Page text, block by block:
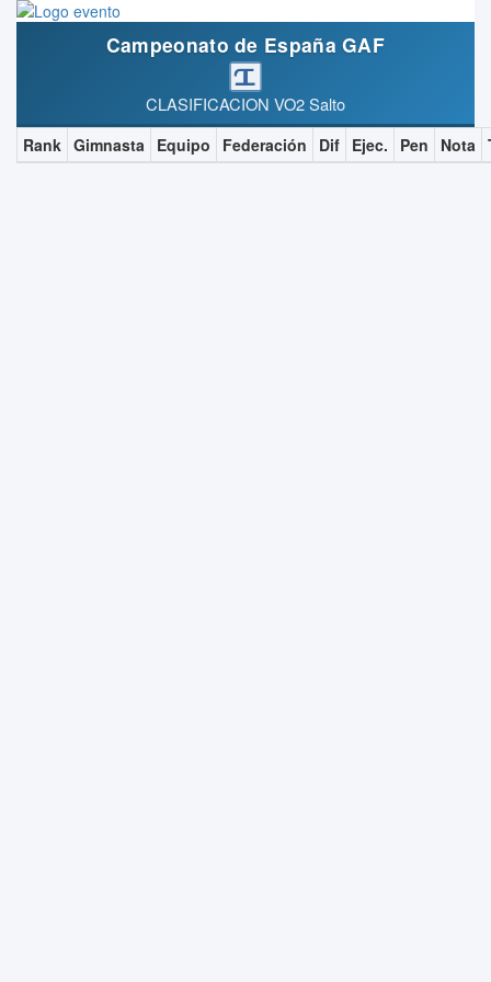
Campeonato de España GAF
CLASIFICACION VO2 Salto
Rank Gimnasta Equipo Federación Dif Ejec. Pen Nota